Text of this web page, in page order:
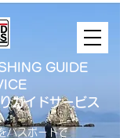
GUIDE
ガイドサービス
バスボートで